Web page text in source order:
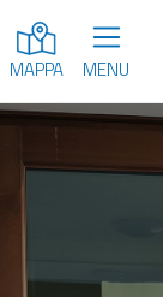
MAPPA MENU